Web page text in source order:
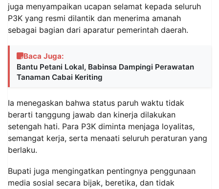
juga menyampaikan ucapan selamat kepada seluruh
P3K yang resmi dilantik dan menerima amanah
sebagai bagian dari aparatur pemerintah daerah.
Baca Juga:
Bantu Petani Lokal, Babinsa Dampingi Perawatan
Tanaman Cabai Keriting
Ia menegaskan bahwa status paruh waktu tidak
berarti tanggung jawab dan kinerja dilakukan
setengah hati. Para P3K diminta menjaga loyalitas,
semangat kerja, serta menaati seluruh peraturan yang
berlaku.
Bupati juga mengingatkan pentingnya penggunaan
media sosial secara bijak, beretika, dan tidak